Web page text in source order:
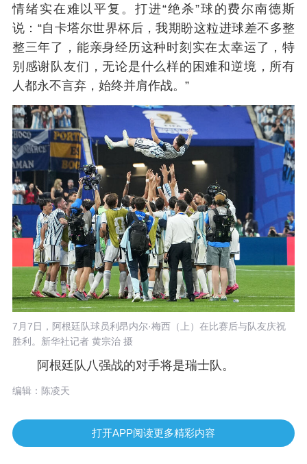
情绪实在难以平复。打进“绝杀”球的费尔南德斯
说：“自卡塔尔世界杯后，我期盼这粒进球差不多整
整三年了，能亲身经历这种时刻实在太幸运了，特
别感谢队友们，无论是什么样的困难和逆境，所有
人都永不言弃，始终并肩作战。”
7月7日，阿根廷队球员利昂内尔·梅西（上）在比赛后与队友庆祝
胜利。新华社记者 黄宗治 摄
阿根廷队八强战的对手将是瑞士队。
编辑：陈凌天
打开APP阅读更多精彩内容